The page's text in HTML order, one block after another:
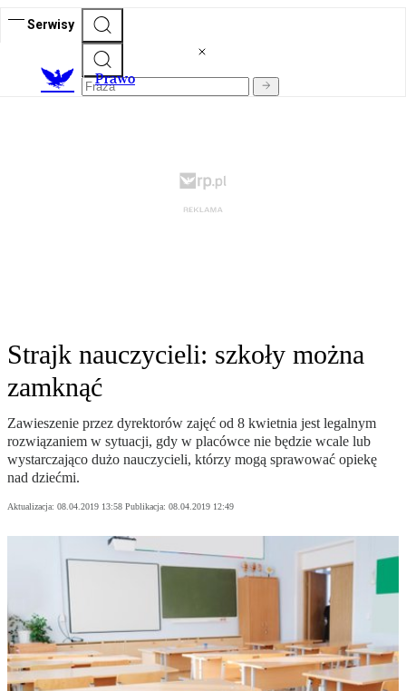
Serwisy
Prawo
Strajk nauczycieli: szkoły można
zamknąć
Zawieszenie przez dyrektorów zajęć od 8 kwietnia jest legalnym
rozwiązaniem w sytuacji, gdy w placówce nie będzie wcale lub
wystarczająco dużo nauczycieli, którzy mogą sprawować opiekę
nad dziećmi.
Aktualizacja: 08.04.2019 13:58 Publikacja: 08.04.2019 12:49